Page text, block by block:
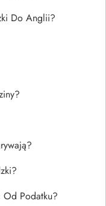
Do Anglii?
Podatku?